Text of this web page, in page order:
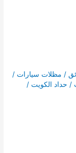
/ مظلات حدائق / مظلات سيارات /
حداد الكويت /